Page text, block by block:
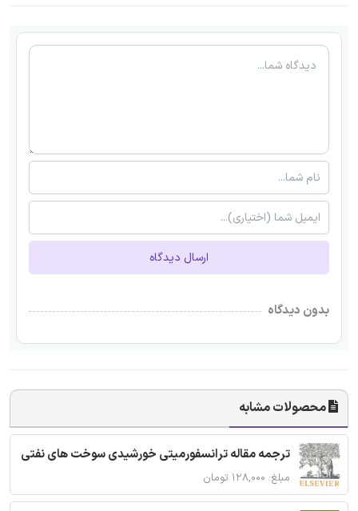
ارسال دیدگاه
بدون دیدگاه
محصولات مشابه
ترجمه مقاله ترانسفورمیتی خورشیدی سوخت های نفتی
مبلغ: ۱۲۸,۰۰۰ تومان